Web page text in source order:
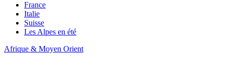
France
Italie
Suisse
Les Alpes en été
Afrique & Moyen Orient